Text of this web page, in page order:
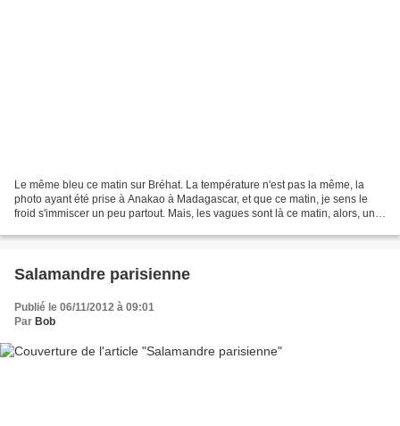
Le même bleu ce matin sur Bréhat. La température n'est pas la même, la
photo ayant été prise à Anakao à Madagascar, et que ce matin, je sens le
froid s'immiscer un peu partout. Mais, les vagues sont là ce matin, alors, un
Salamandre parisienne
Publié le 06/11/2012 à 09:01
Par Bob